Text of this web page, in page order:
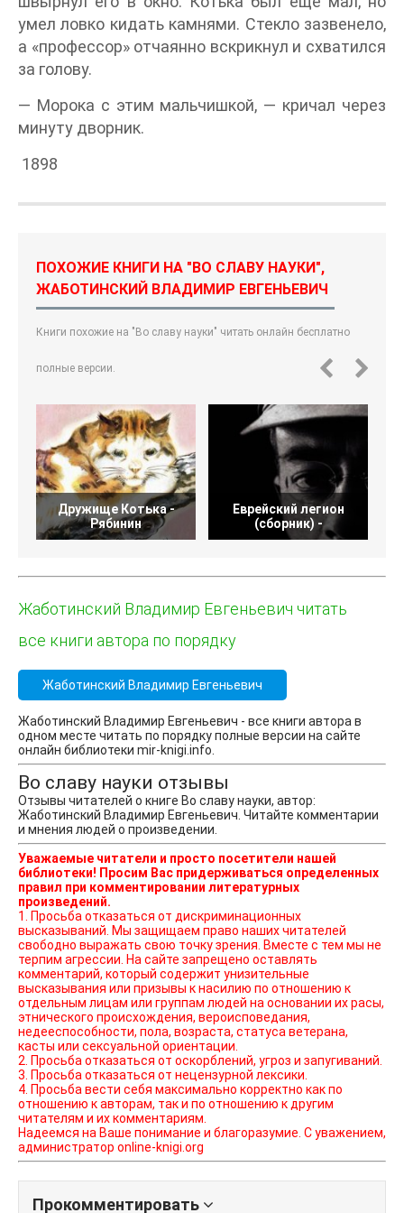
умел ловко кидать камнями. Стекло зазвенело,
а «профессор» отчаянно вскрикнул и схватился
за голову.
— Морока с этим мальчишкой, — кричал через
минуту дворник.
1898
ПОХОЖИЕ КНИГИ НА "ВО СЛАВУ НАУКИ",
ЖАБОТИНСКИЙ ВЛАДИМИР ЕВГЕНЬЕВИЧ
Книги похожие на "Во славу науки" читать онлайн бесплатно
полные версии.
Дружище Котька -
Рябинин
Еврейский легион
(сборник) -
Жаботинский Владимир Евгеньевич читать
все книги автора по порядку
Жаботинский Владимир Евгеньевич
Жаботинский Владимир Евгеньевич - все книги автора в
одном месте читать по порядку полные версии на сайте
онлайн библиотеки mir-knigi.info.
Во славу науки отзывы
Отзывы читателей о книге Во славу науки, автор:
Жаботинский Владимир Евгеньевич. Читайте комментарии
и мнения людей о произведении.
Уважаемые читатели и просто посетители нашей
библиотеки! Просим Вас придерживаться определенных
правил при комментировании литературных
произведений.
1. Просьба отказаться от дискриминационных
высказываний. Мы защищаем право наших читателей
свободно выражать свою точку зрения. Вместе с тем мы не
терпим агрессии. На сайте запрещено оставлять
комментарий, который содержит унизительные
высказывания или призывы к насилию по отношению к
отдельным лицам или группам людей на основании их расы,
этнического происхождения, вероисповедания,
недееспособности, пола, возраста, статуса ветерана,
касты или сексуальной ориентации.
2. Просьба отказаться от оскорблений, угроз и запугиваний.
3. Просьба отказаться от нецензурной лексики.
4. Просьба вести себя максимально корректно как по
отношению к авторам, так и по отношению к другим
читателям и их комментариям.
Надеемся на Ваше понимание и благоразумие. С уважением,
администратор online-knigi.org
Прокомментировать